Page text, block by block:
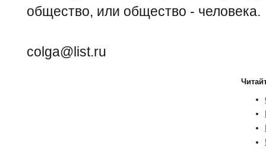
общество, или общество - человека.
colga@list.ru